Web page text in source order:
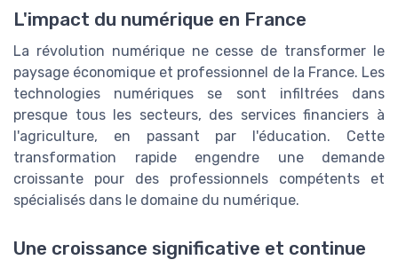
L'impact du numérique en France
La révolution numérique ne cesse de transformer le
paysage économique et professionnel de la France. Les
technologies numériques se sont infiltrées dans
presque tous les secteurs, des services financiers à
l'agriculture, en passant par l'éducation. Cette
transformation rapide engendre une demande
croissante pour des professionnels compétents et
spécialisés dans le domaine du numérique.
Une croissance significative et continue